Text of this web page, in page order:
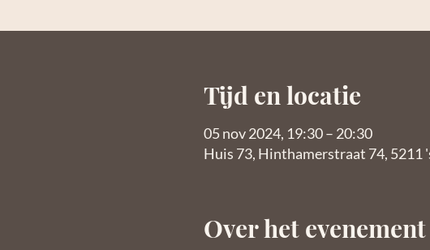
Tijd en locatie
05 nov 2024, 19:30 – 20:30
Huis 73, Hinthamerstraat 74, 5211
Over het evenement